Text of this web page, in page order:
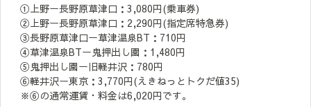
①上野ー長野原草津口：3,080円(乗車券)
②上野ー長野原草津口：2,290円(指定席特急券)
③長野原草津口ー草津温泉BT：710円
④草津温泉BTー鬼押出し園：1,480円
⑤鬼押出し園ー旧軽井沢：780円
⑥軽井沢ー東京：3,770円(えきねっとトクだ値35)
※⑥の通常運賃・料金は6,020円です。